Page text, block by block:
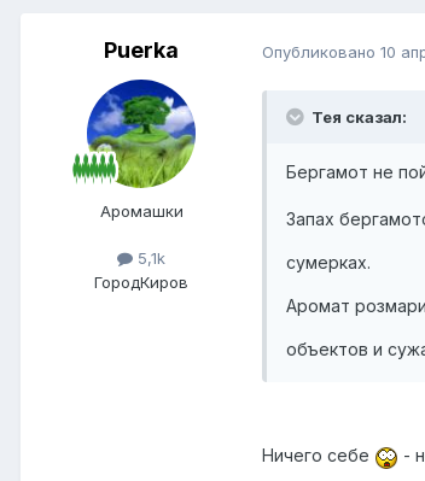
Puerka
Аромашки
5,1k
ГородКиров
Опубликовано 10
Тея сказал:
Бергамот не
Запах
сумерках.
Аромат
объектов и
Ничего себе -